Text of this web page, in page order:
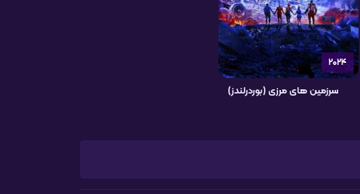
2024
سرزمین های مرزی (بوردرلندز)